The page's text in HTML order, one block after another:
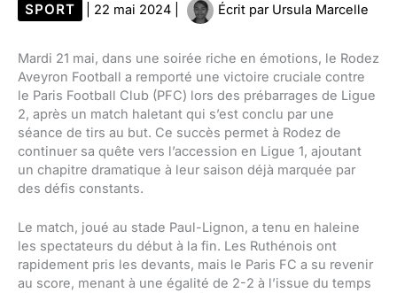
SPORT 22 mai 2024 Écrit par Ursula Marcelle
Mardi 21 mai, dans une soirée riche en émotions, le Rodez
Aveyron Football a remporté une victoire cruciale contre
le Paris Football Club (PFC) lors des prébarrages de Ligue
2, après un match haletant qui s’est conclu par une
séance de tirs au but. Ce succès permet à Rodez de
continuer sa quête vers l’accession en Ligue 1, ajoutant
un chapitre dramatique à leur saison déjà marquée par
des défis constants.
Le match, joué au stade Paul-Lignon, a tenu en haleine
les spectateurs du début à la fin. Les Ruthénois ont
rapidement pris les devants, mais le Paris FC a su revenir
au score, menant à une égalité de 2-2 à l’issue du temps